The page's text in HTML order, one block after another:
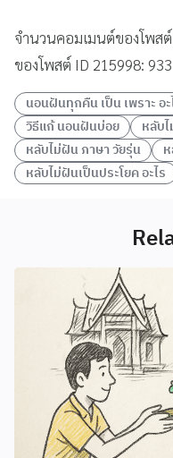
จำนวนคอมเมนต์ของโพส
ของโพสต์ ID 215998: 933
นอนฝันทุกคืน เป็น เพราะ อะ
วิธีแก้ นอนฝันบ่อย
หลับ
หลับไม่ฝัน ภาษา วัยรุ่น
หลับไม่ฝันเป็นประโยค อะไร